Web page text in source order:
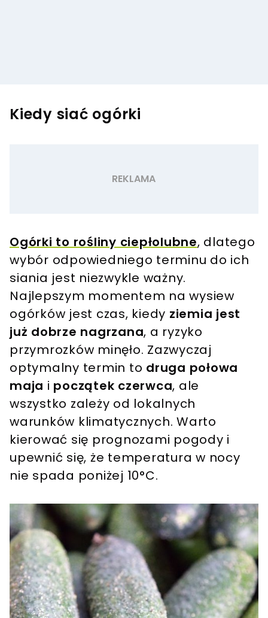
Kiedy siać ogórki
Ogórki to rośliny ciepłolubne, dlatego
wybór odpowiedniego terminu do ich
siania jest niezwykle ważny.
Najlepszym momentem na wysiew
ogórków jest czas, kiedy ziemia jest
już dobrze nagrzana, a ryzyko
przymrozków minęło. Zazwyczaj
optymalny termin to druga połowa
maja i początek czerwca, ale
wszystko zależy od lokalnych
warunków klimatycznych. Warto
kierować się prognozami pogody i
upewnić się, że temperatura w nocy
nie spada poniżej 10°C.